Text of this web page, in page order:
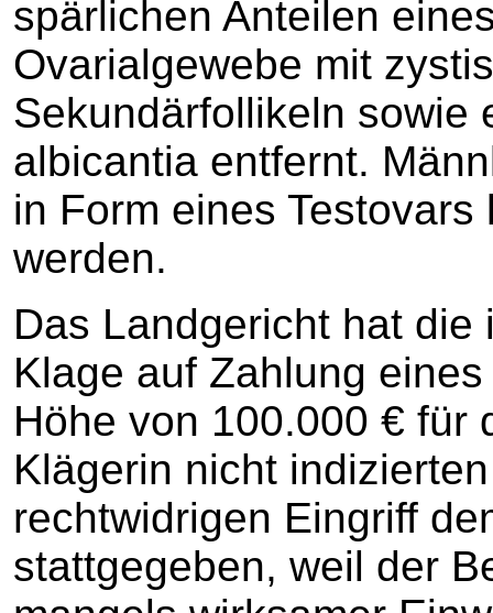
spärlichen Anteilen
Ovarialgewebe mit
Sekundärfollikeln sowie
albicantia entfernt.
in Form eines
werden.
Das Landgericht hat
Klage auf Zahlung
Höhe von 100.000 € für
Klägerin nicht
rechtwidrigen Eingriff
stattgegeben, weil der